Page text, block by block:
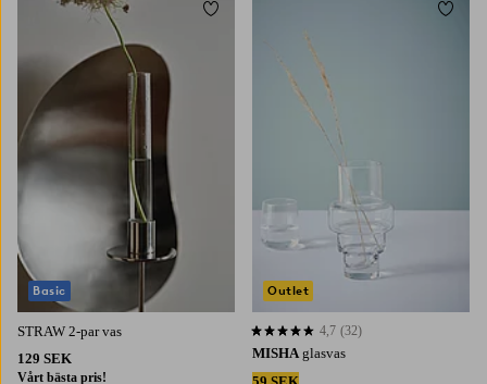
STRAW 2-par vas
129 SEK
Vårt bästa pris!
Basic
Lägg till i favoriter
MISHA glasvas
4,7 baserat på 32 st betyg
4,7 (32)
Outlet
Lägg